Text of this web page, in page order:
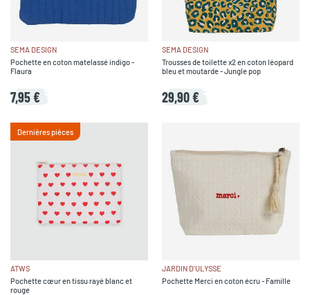
SEMA DESIGN
Pochette en coton matelassé indigo -
Flaura
7,95 €
SEMA DESIGN
Trousses de toilette x2 en coton léopard
bleu et moutarde - Jungle pop
29,90 €
Dernières pièces
ATWS
Pochette cœur en tissu rayé blanc et
rouge
JARDIN D'ULYSSE
Pochette Merci en coton écru - Famille